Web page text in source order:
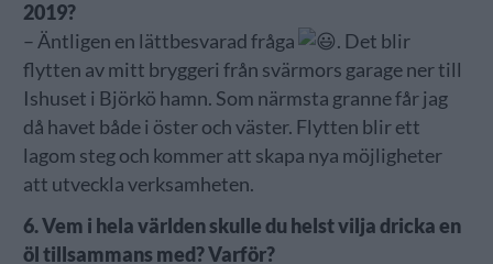
2019?
– Äntligen en lättbesvarad fråga
. Det blir
flytten av mitt bryggeri från svärmors garage ner till
Ishuset i Björkö hamn. Som närmsta granne får jag
då havet både i öster och väster. Flytten blir ett
lagom steg och kommer att skapa nya möjligheter
att utveckla verksamheten.
6. Vem i hela världen skulle du helst vilja dricka en
öl tillsammans med? Varför?